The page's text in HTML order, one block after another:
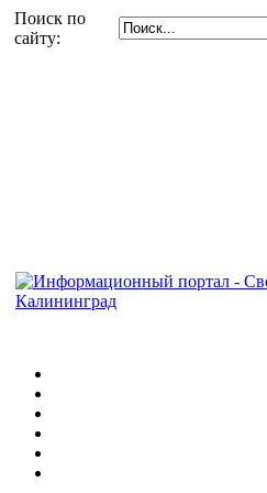
Поиск по
сайту: